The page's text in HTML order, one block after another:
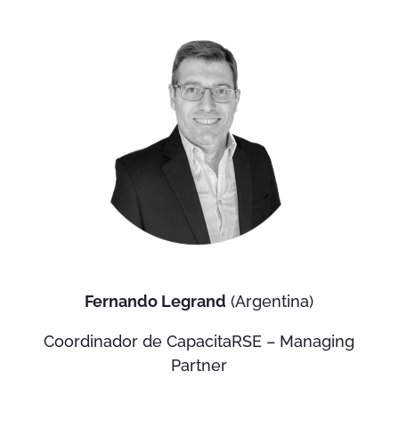
Fernando Legrand (Argentina)
Coordinador de CapacitaRSE – Managing
Partner